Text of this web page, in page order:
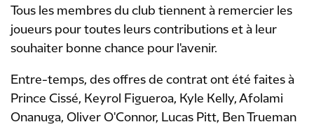
Tous les membres du club tiennent à remercier les
joueurs pour toutes leurs contributions et à leur
souhaiter bonne chance pour l'avenir.
Entre-temps, des offres de contrat ont été faites à
Prince Cissé, Keyrol Figueroa, Kyle Kelly, Afolami
Onanuga, Oliver O'Connor, Lucas Pitt, Ben Trueman